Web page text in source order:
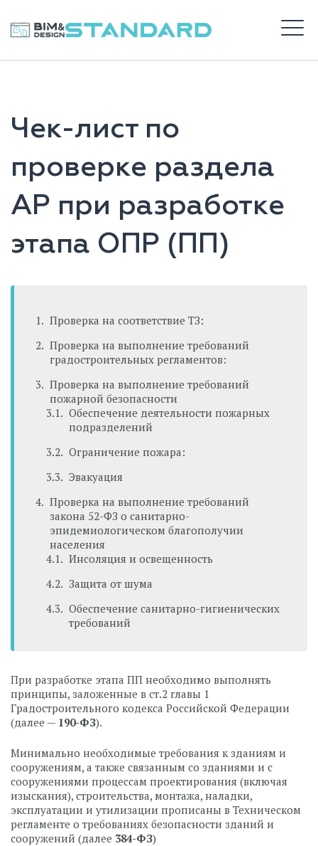
содержимому
BIM STANDARD
Чек-лист по
проверке раздела
АР при разработке
этапа ОПР (ПП)
Проверка на соответствие ТЗ:
Проверка на выполнение требований
градостроительных регламентов:
Проверка на выполнение требований
пожарной безопасности
Обеспечение деятельности пожарных
подразделений
Ограничение пожара:
Эвакуация
Проверка на выполнение требований
закона 52-ФЗ о санитарно-
эпидемиологическом благополучии
населения
Инсоляция и освещенность
Защита от шума
Обеспечение санитарно-гигиенических
требований
При разработке этапа ПП необходимо выполнять
принципы, заложенные в ст.2 главы 1
Градостроительного кодекса Российской Федерации
(далее — 190-ФЗ).
Минимально необходимые требования к зданиям и
сооружениям, а также связанным со зданиями и с
сооружениями процессам проектирования (включая
изыскания), строительства, монтажа, наладки,
эксплуатации и утилизации прописаны в Техническом
регламенте о требованиях безопасности зданий и
сооружений (далее 384-ФЗ)